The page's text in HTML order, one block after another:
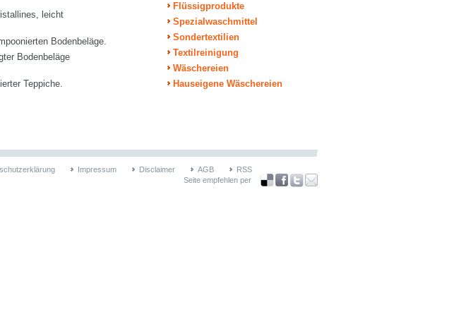
leicht
Bodenbeläge.
Bodenbeläge
Teppiche.
Flüssigprodukte
Spezialwaschmittel
Sondertextilien
Textilreinigung
Wäschereien
Hauseigene Wäschereien
Impressum Disclaimer AGB
RSS
Seite empfehlen per